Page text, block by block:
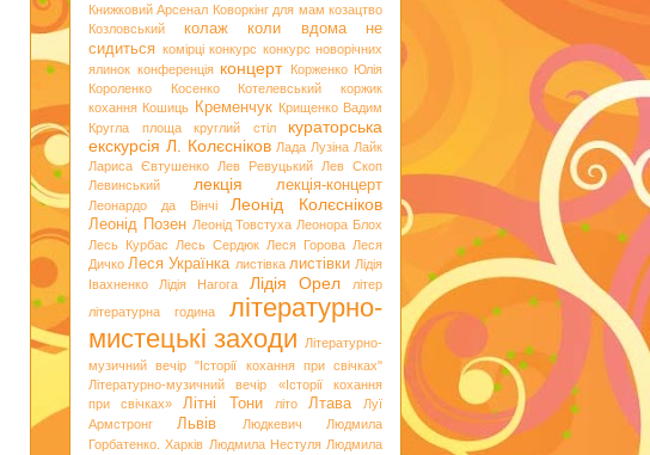
Книжковий Арсенал Коворкінг для мам козацтво
Козловський
колаж
коли вдома не
сидиться комірці конкурс конкурс новорічних
ялинок конференція концерт
Корженко Юлія
Короленко
Косенко
Котелевський коржик
кохання Кошиць Кременчук Крищенко Вадим
Кругла площа
круглий стіл
кураторська
екскурсія Л. Колєсніков Лада Лузіна Лайк
Лариса Євтушенко
Лев Ревуцький
Лев Скоп
Левинський
лекція лекція-концерт
Леонардо да Вінчі Леонід Колєсніков
Леонід Позен Леонід Товстуха Леонора Блох
Лесь Курбас
Лесь Сердюк Леся Горова Леся
Дичко Леся Українка листівка листівки Лідія
Івахненко
Лідія Нагога Лідія Орел
літер
літературна година
літературно-
мистецькі заходи
Літературно-
музичний вечір "Історії кохання при свічках"
Літературно-музичний вечір «Історії кохання
при свічках»
Літні Тони літо Лтава
Луї
Армстронг
Львів Людкевич
Людмила
Горбатенко. Харків Людмила Нестуля Людмила